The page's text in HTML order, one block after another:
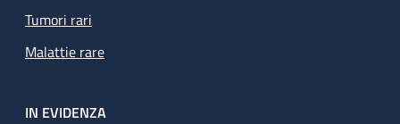
Tumori rari
Malattie rare
IN EVIDENZA